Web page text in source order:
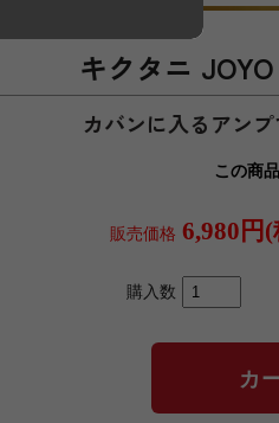
キクタニ
カバンに入るアン
この商
販売価格 6,980円
購入数